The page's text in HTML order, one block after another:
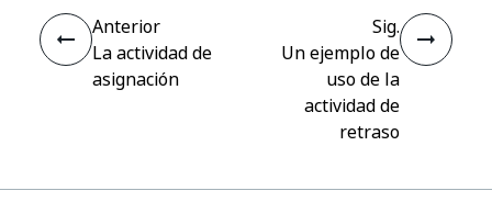
Anterior
La actividad de
asignación
Sig.
Un ejemplo de
uso de la
actividad de
retraso